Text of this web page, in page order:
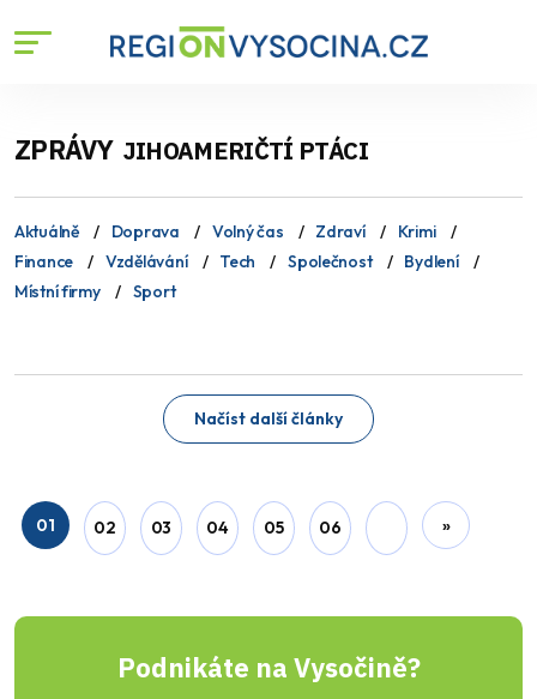
ZPRÁVY JIHOAMERIČTÍ PTÁCI
Aktuálně Doprava Volný čas Zdraví
Krimi
Finance
Vzdělávání Tech Společnost
Bydlení
Místní firmy
Sport
Načíst další články
01 02 03 04 05 06 »
Podnikáte na Vysočině?